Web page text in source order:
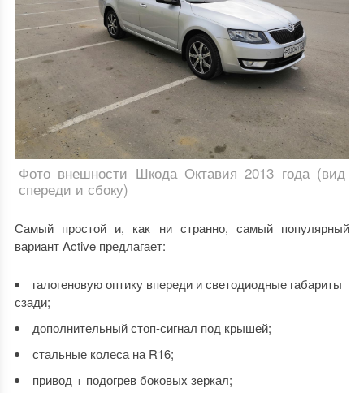
Фото внешности Шкода Октавия 2013 года (вид
спереди и сбоку)
Самый простой и, как ни странно, самый популярный
вариант Active предлагает:
галогеновую оптику впереди и светодиодные габариты
сзади;
дополнительный стоп-сигнал под крышей;
стальные колеса на R16;
привод + подогрев боковых зеркал;